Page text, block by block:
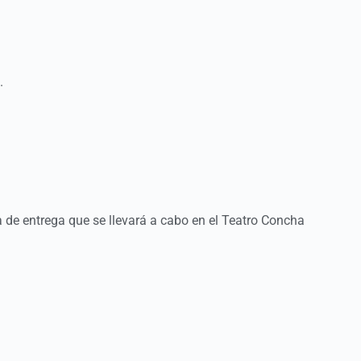
entrega que se llevará a cabo en el Teatro Concha